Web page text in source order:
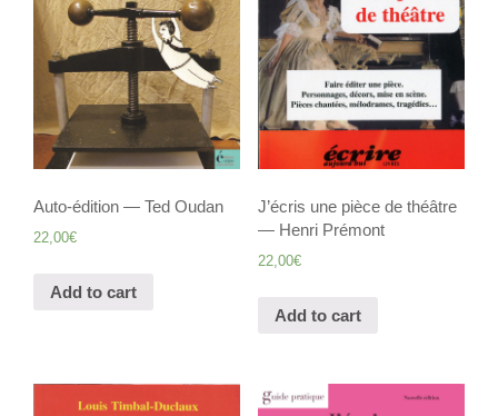
Auto-édition — Ted Oudan
22,00€
Add to cart
J’écris une pièce de théâtre
— Henri Prémont
22,00€
Add to cart